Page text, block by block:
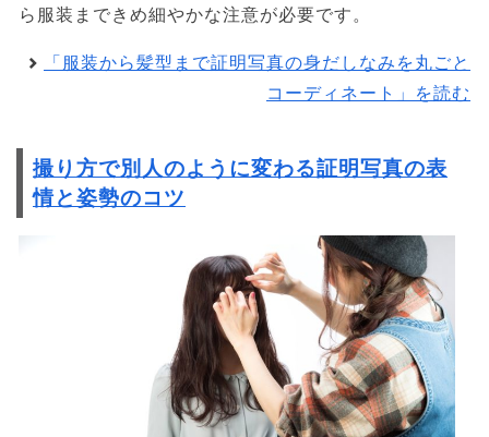
ら服装まできめ細やかな注意が必要です。
「服装から髪型まで証明写真の身だしなみを丸ごと
コーディネート」を読む
撮り方で別人のように変わる証明写真の表
情と姿勢のコツ